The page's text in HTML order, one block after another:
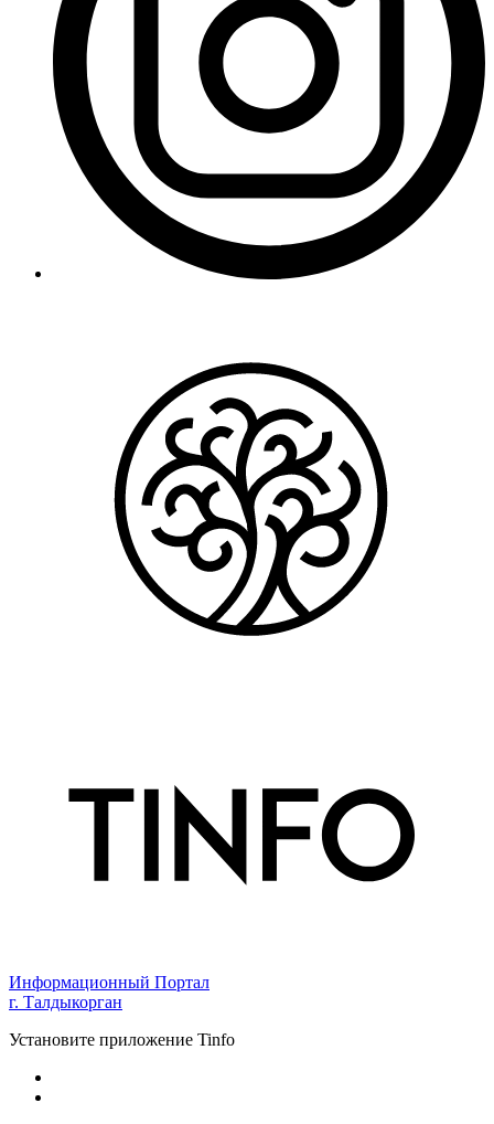
Информационный Портал
г. Талдыкорган
Установите приложение Tinfo